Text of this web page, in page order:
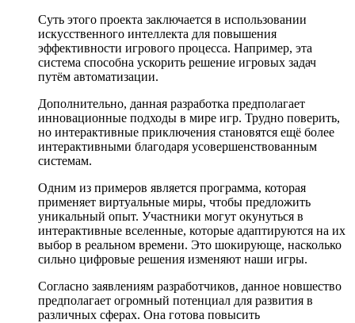
Суть этого проекта заключается в использовании
искусственного интеллекта для повышения
эффективности игрового процесса. Например, эта
система способна ускорить решение игровых задач
путём автоматизации.
Дополнительно, данная разработка предполагает
инновационные подходы в мире игр. Трудно поверить,
но интерактивные приключения становятся ещё более
интерактивными благодаря усовершенствованным
системам.
Одним из примеров является программа, которая
применяет виртуальные миры, чтобы предложить
уникальный опыт. Участники могут окунуться в
интерактивные вселенные, которые адаптируются на их
выбор в реальном времени. Это шокирующе, насколько
сильно цифровые решения изменяют наши игры.
Согласно заявлениям разработчиков, данное новшество
предполагает огромный потенциал для развития в
различных сферах. Она готова повысить